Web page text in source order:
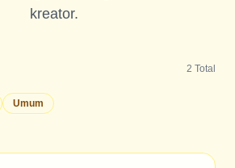
kreator.
2 Total
Umum